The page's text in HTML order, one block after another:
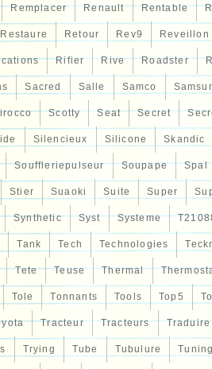
Remplacer Renault Rentable
Restaure Retour Rev9 Reveillon
Rifier Rive Roadster
Sacred Salle Samco
Scotty Seat Secret
Silencieux Silicone Skandic
Souffleriepulseur Soupape Spal
Stier Suaoki Suite Super
Synthetic Syst Systeme
Tank Tech Technologies
Tete Teuse Thermal
Tole Tonnants Tools Top5
Tracteur Tracteurs Traduire
Trying Tube Tubulure